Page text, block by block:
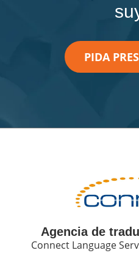
PIDA
Agencia de
Connect Language